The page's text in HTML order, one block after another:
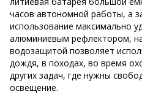
часов автономной работы, а
использование максимально
алюминиевым рефлектором,
водозащитой позволяет
дождя, в походах, во время
других задач, где нужны
освещение.